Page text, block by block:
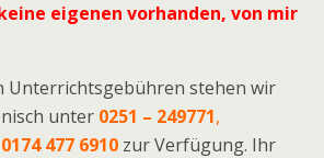
eigenen vorhanden, von mir
Unterrichtsgebühren stehen wir
unter 0251 – 249771,
477 6910 zur Verfügung. Ihr